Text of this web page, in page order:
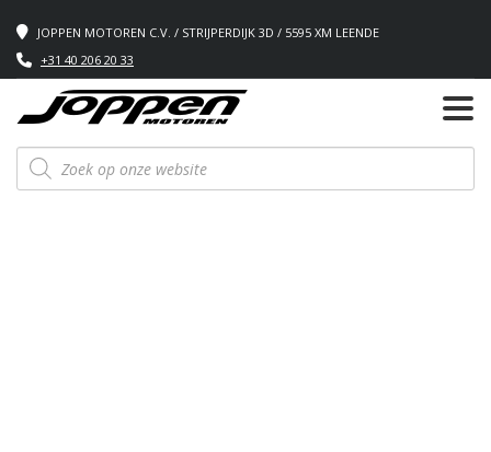
JOPPEN MOTOREN C.V. / STRIJPERDIJK 3D / 5595 XM LEENDE
+31 40 206 20 33
Producten
zoeken